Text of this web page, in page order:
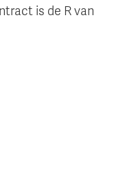
is de R van